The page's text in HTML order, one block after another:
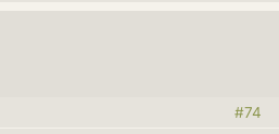
#74